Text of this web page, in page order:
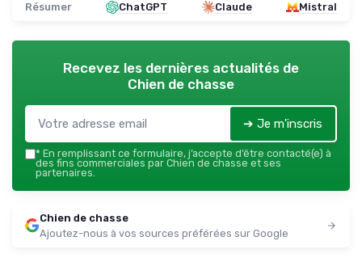
Résumer ChatGPT Claude Mistral
Recevez les dernières actualités de
Chien de chasse
➔ Je m'inscris
* En remplissant ce formulaire, j’accepte d’être contacté(e) à
des fins commerciales par Chien de chasse et ses
partenaires.
Chien de chasse
Ajoutez-nous à vos sources préférées sur Google